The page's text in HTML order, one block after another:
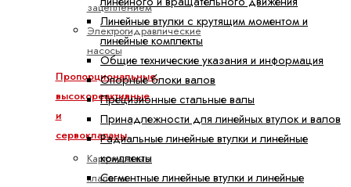
зацеплением
Электрогидравлические
насосы
Пропорциональные,
высокореактивные
и
сервоклапаны
Картриджные
клапаны
Линейные втулки с крутящим моментом и
линейные комплекты
Общие технические указания и информация
Опорные блоки валов
Прецизионные стальные валы
Принадлежности для линейных втулок и валов
Радиальные линейные втулки и линейные
комплекты
Сегментные линейные втулки и линейные